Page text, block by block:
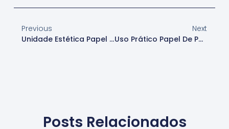
Previous
Unidade Estética Papel De Parede
Next
Uso Prático Papel De Parede
Posts Relacionados